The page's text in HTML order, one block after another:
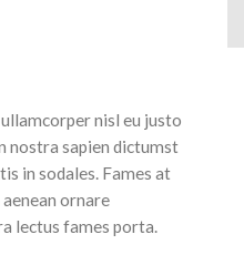
nisl eu justo
nostra sapien dictumst
in sodales. Fames at
ornare
lectus fames porta.